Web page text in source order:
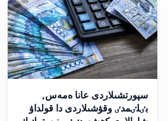
سپورتشىلاردى عانا ەمەس,
بٸلٸمدٸ وقۋشىلاردى دا قولداۋ